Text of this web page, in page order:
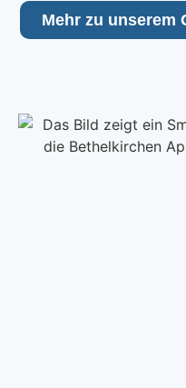
Mehr zu unserem